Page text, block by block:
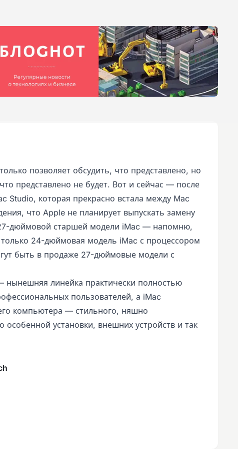
позволяет обсудить, что представлено, но
представлено не будет. Вот и сейчас — после
Studio, которая прекрасно встала между Mac
что Apple не планирует выпускать замену
дюймовой старшей модели iMac — напомню,
только 24-дюймовая модель iMac с процессором
быть в продаже 27-дюймовые модели с
нынешняя линейка практически полностью
пользователей, а iMac
компьютера — стильного, няшно
особенной установки, внешних устройств и так